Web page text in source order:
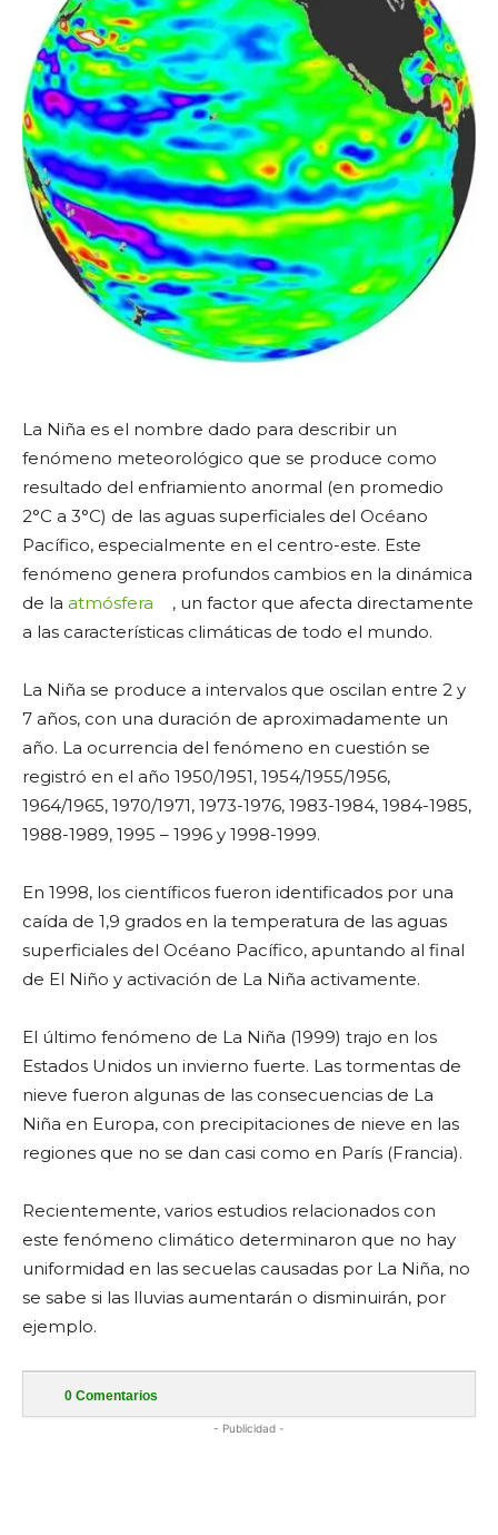
La Niña es el nombre dado para describir un
fenómeno meteorológico que se produce como
resultado del enfriamiento anormal (en promedio
2°C a 3°C) de las aguas superficiales del Océano
Pacífico, especialmente en el centro-este. Este
fenómeno genera profundos cambios en la dinámica
de la atmósfera
, un factor que afecta directamente
a las características climáticas de todo el mundo.
La Niña se produce a intervalos que oscilan entre 2 y
7 años, con una duración de aproximadamente un
año. La ocurrencia del fenómeno en cuestión se
registró en el año 1950/1951, 1954/1955/1956,
1964/1965, 1970/1971, 1973-1976, 1983-1984, 1984-1985,
1988-1989, 1995 – 1996 y 1998-1999.
En 1998, los científicos fueron identificados por una
caída de 1,9 grados en la temperatura de las aguas
superficiales del Océano Pacífico, apuntando al final
de El Niño y activación de La Niña activamente.
El último fenómeno de La Niña (1999) trajo en los
Estados Unidos un invierno fuerte. Las tormentas de
nieve fueron algunas de las consecuencias de La
Niña en Europa, con precipitaciones de nieve en las
regiones que no se dan casi como en París (Francia).
Recientemente, varios estudios relacionados con
este fenómeno climático determinaron que no hay
uniformidad en las secuelas causadas por La Niña, no
se sabe si las lluvias aumentarán o disminuirán, por
ejemplo.
0 Comentarios
- Publicidad -